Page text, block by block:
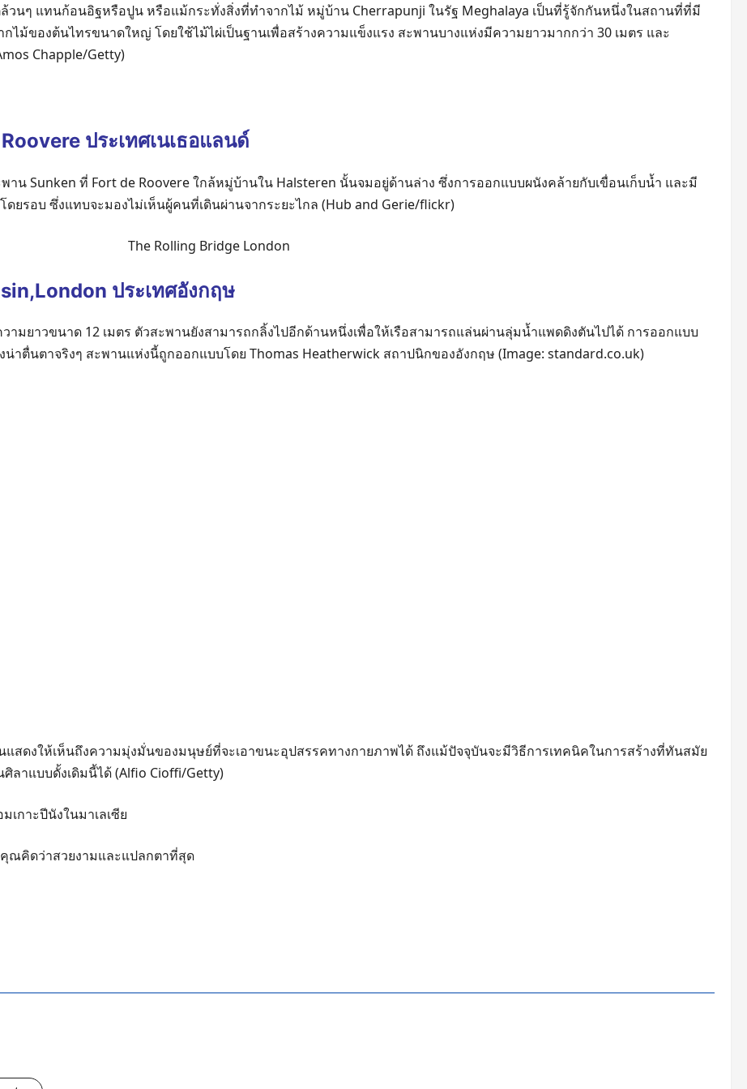
วนๆ แทนก้อนอิฐหรือปูน หรือแม้กระทั่งสิ่งที่ทำจากไม้ หมู่บ้าน Cherrapunji ในรัฐ Meghalaya เป็นที่รู้จักกันหนึ่งในสถานที่ที่มี
ม้ของต้นไทรขนาดใหญ่ โดยใช้ไม้ไผ่เป็นฐานเพื่อสร้างความแข็งแรง สะพานบางแห่งมีความยาวมากกว่า 30 เมตร และ
Chapple/Getty)
ประเทศเนเธอแลนด์
Sunken ที่ Fort de Roovere ใกล้หมู่บ้านใน Halsteren นั้นจมอยู่ด้านล่าง ซึ่งการออกแบบผนังคล้ายกับเขื่อนเก็บน้ำ และมี
ยรอบ ซึ่งแทบจะมองไม่เห็นผู้คนที่เดินผ่านจากระยะไกล (Hub and Gerie/flickr)
ประเทศอังกฤษ
มยาวขนาด 12 เมตร ตัวสะพานยังสามารถกลิ้งไปอีกด้านหนึ่งเพื่อให้เรือสามารถแล่นผ่านลุ่มน้ำแพดดิงตันไปได้ การออกแบบ
าตื่นตาจริงๆ สะพานแห่งนี้ถูกออกแบบโดย Thomas Heatherwick สถาปนิกของอังกฤษ (Image: standard.co.uk)
สดงให้เห็นถึงความมุ่งมั่นของมนุษย์ที่จะเอาขนะอุปสรรคทางกายภาพได้ ถึงแม้ปัจจุบันจะมีวิธีการเทคนิคในการสร้างที่ทันสมัย
ลาแบบดั้งเดิมนี้ได้ (Alfio Cioffi/Getty)
เกาะปีนังในมาเลเซีย
ณคิดว่าสวยงามและแปลกตาที่สุด